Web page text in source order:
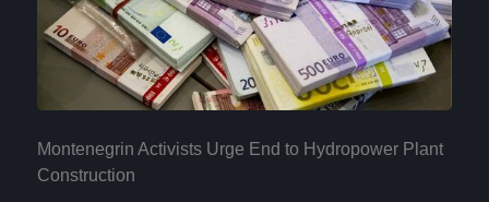
Montenegrin Activists Urge End to Hydropower Plant
Construction